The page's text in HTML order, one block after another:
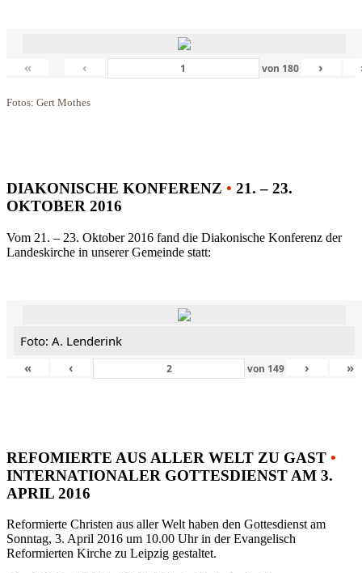
« ‹ von 180 ›
Fotos: Gert Mothes
DIAKONISCHE KONFERENZ • 21. – 23.
OKTOBER 2016
Vom 21. – 23. Oktober 2016 fand die Diakonische Konferenz der
Landeskirche in unserer Gemeinde statt:
Foto: A. Lenderink
«
‹ von 149 › »
REFOMIERTE AUS ALLER WELT ZU GAST •
INTERNATIONALER GOTTESDIENST AM 3.
APRIL 2016
Reformierte Christen aus aller Welt haben den Gottesdienst am
Sonntag, 3. April 2016 um 10.00 Uhr in der Evangelisch
Reformierten Kirche zu Leipzig gestaltet.